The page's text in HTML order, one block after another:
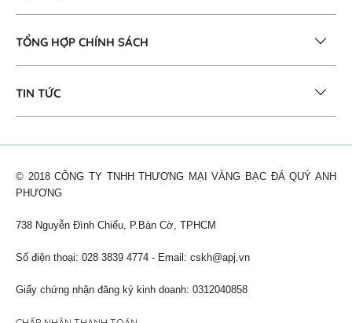
TỔNG HỢP CHÍNH SÁCH
TIN TỨC
© 2018 CÔNG TY TNHH THƯƠNG MẠI VÀNG BẠC ĐÁ QUÝ ANH
PHƯƠNG
738 Nguyễn Đình Chiểu, P.Bàn Cờ, TPHCM
Số điện thoại: 028 3839 4774 - Email: cskh@apj.vn
Giấy chứng nhận đăng ký kinh doanh: 0312040858